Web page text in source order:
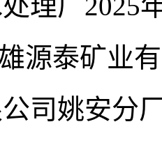
雄源泰矿业
司姚安分